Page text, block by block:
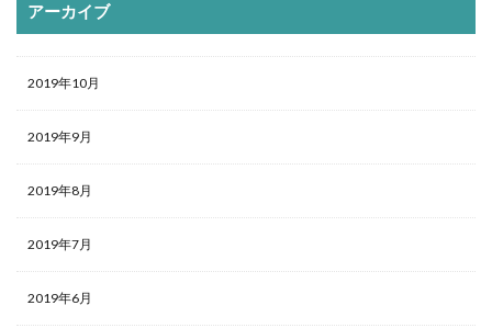
アーカイブ
2019年10月
2019年9月
2019年8月
2019年7月
2019年6月